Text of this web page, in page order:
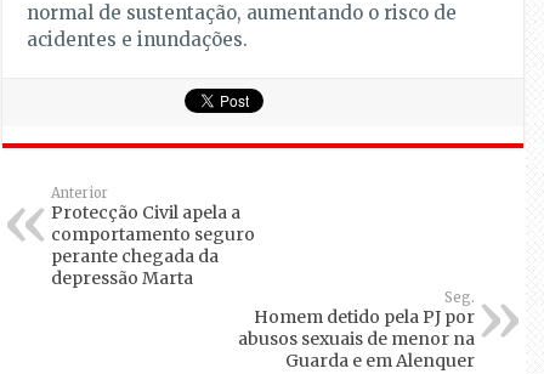
normal de sustentação, aumentando o risco de
acidentes e inundações.
Anterior
Protecção Civil apela a
comportamento seguro
perante chegada da
depressão Marta
Seg.
Homem detido pela PJ por
abusos sexuais de menor na
Guarda e em Alenquer